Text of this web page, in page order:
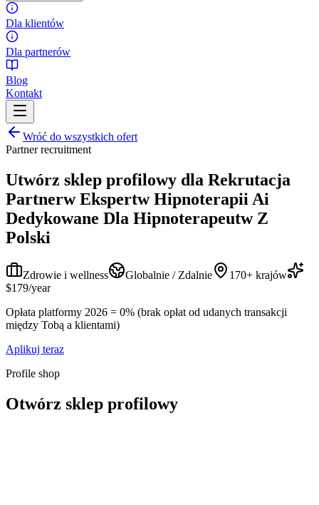
Dla klientów
Dla partnerów
Blog
Kontakt
Wróć do wszystkich ofert
Partner recruitment
Utwórz sklep profilowy dla Rekrutacja
Partnerw Ekspertw Hipnoterapii Ai
Dedykowane Dla Hipnoterapeutw Z
Polski
Zdrowie i wellness Globalnie / Zdalnie
170+ krajów
$179/year
Opłata platformy 2026 = 0% (brak opłat od udanych transakcji
między Tobą a klientami)
Aplikuj teraz
Profile shop
Otwórz sklep profilowy